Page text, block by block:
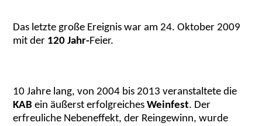
Das letzte große Ereignis war am 24. Oktober 2009
mit der 120 Jahr-Feier.
10 Jahre lang, von 2004 bis 2013 veranstaltete die
KAB ein äußerst erfolgreichesWeinfest. Der
erfreuliche Nebeneffekt, der Reingewinn, wurde